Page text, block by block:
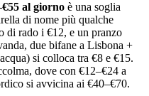
al giorno è una soglia
di nome più qualche
di rado i €12, e un pranzo
due bifane a Lisbona +
si colloca tra €8 e €15.
dove con €12–€24 a
si avvicina ai €40–€70.